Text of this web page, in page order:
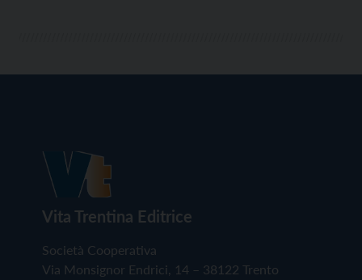
Vita Trentina Editrice
Società Cooperativa
Via Monsignor Endrici, 14 – 38122 Trento